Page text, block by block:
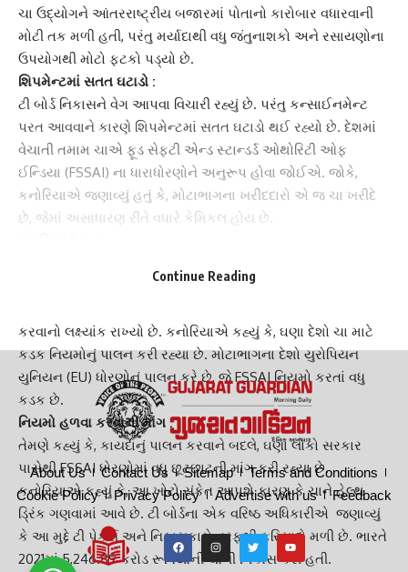
ચા ઉદ્યોગને આંતરરાષ્ટ્રીય બજારમાં પોતાનો કારોબાર વધારવાની
મોટી તક મળી હતી, પરંતુ મર્યાદાથી વધુ જંતુનાશકો અને રસાયણોના
ઉપયોગથી મોટો ફટકો પડ્યો છે.
શિપમેન્ટમાં સતત ઘટાડો :
ટી બોર્ડ નિકાસને વેગ આપવા વિચારી રહ્યું છે. પરંતુ કન્સાઈનમેન્ટ
પરત આવવાને કારણે શિપમેન્ટમાં સતત ઘટાડો થઈ રહ્યો છે. દેશમાં
વેચાતી તમામ ચાએ ફૂડ સેફ્ટી એન્ડ સ્ટાન્ડર્ડ ઓથોરિટી ઓફ
ઈન્ડિયા (FSSAI) ના ધારાધોરણોને અનુરૂપ હોવા જોઈએ. જોકે,
કનોરિયાએ જણાવ્યું હતું કે, મોટાભાગના ખરીદદારો એ જ ચા ખરીદે
છે, જેમાં અસાધારણ રીતે વધારે કેમિકલ હોય છે.
ભારતીય ચાના મુખ્ય ખરીદદારો કોમનવેલ્થ ઈન્ડિપેન્ડન્ટ સ્ટેટ્સ (CIS)
કરવાનો લક્ષ્યાંક રાખ્યો છે. કનોરિયાએ કહ્યું કે, ઘણા દેશો ચા માટે
કડક નિયમોનું પાલન કરી રહ્યા છે. મોટાભાગના દેશો યુરોપિયન
યુનિયન (EU) ધોરણોનું પાલન કરે છે, જે FSSAI નિયમો કરતાં વધુ
કડક છે.
નિયમો હળવા કરવાની માંગ :
તેમણે કહ્યું કે, કાયદાનું પાલન કરવાને બદલે, ઘણા લોકો સરકાર
પાસેથી FSSAI ધોરણોમાં વધુ છૂટછાટની માંગ કરી રહ્યા છે.
કનોરિયાએ કહ્યું કે, આ ખોટો સંકેત આપશે કારણ કે ચાને હેલ્થ
ડ્રિંક ગણવામાં આવે છે. ટી બોર્ડના એક વરિષ્ઠ અધિકારીએ જણાવ્યું
કે આ મુદ્દે ટી પેકર્સ અને નિકાસકારો તરફથી ફરિયાદો મળી છે. ભારતે
2021માં 5,246.89 કરોડ રૂપિયાની ચાની નિકાસ કરી હતી.
Continue Reading
About Us Contact Us Sitemap
Terms and Conditions
Cookie Policy
Privacy Policy Advertise with us Feedback